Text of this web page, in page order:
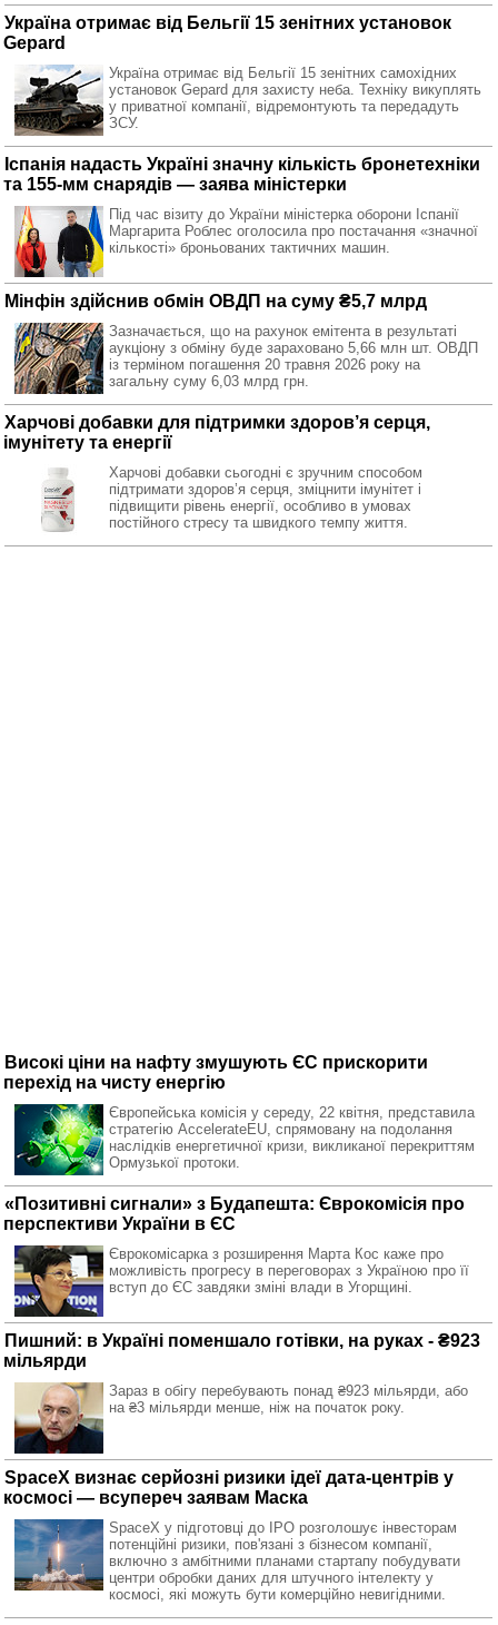
Україна отримає від Бельгії 15 зенітних установок
Gepard
Україна отримає від Бельгії 15 зенітних самохідних
установок Gepard для захисту неба. Техніку викуплять
у приватної компанії, відремонтують та передадуть
ЗСУ.
Іспанія надасть Україні значну кількість бронетехніки
та 155-мм снарядів — заява міністерки
Під час візиту до України міністерка оборони Іспанії
Маргарита Роблес оголосила про постачання «значної
кількості» броньованих тактичних машин.
Мінфін здійснив обмін ОВДП на суму ₴5,7 млрд
Зазначається, що на рахунок емітента в результаті
аукціону з обміну буде зараховано 5,66 млн шт. ОВДП
із терміном погашення 20 травня 2026 року на
загальну суму 6,03 млрд грн.
Харчові добавки для підтримки здоров’я серця,
імунітету та енергії
Харчові добавки сьогодні є зручним способом
підтримати здоров’я серця, зміцнити імунітет і
підвищити рівень енергії, особливо в умовах
постійного стресу та швидкого темпу життя.
Високі ціни на нафту змушують ЄС прискорити
перехід на чисту енергію
Європейська комісія у середу, 22 квітня, представила
стратегію AccelerateEU, спрямовану на подолання
наслідків енергетичної кризи, викликаної перекриттям
Ормузької протоки.
«Позитивні сигнали» з Будапешта: Єврокомісія про
перспективи України в ЄС
Єврокомісарка з розширення Марта Кос каже про
можливість прогресу в переговорах з Україною про її
вступ до ЄС завдяки зміні влади в Угорщині.
Пишний: в Україні поменшало готівки, на руках - ₴923
мільярди
Зараз в обігу перебувають понад ₴923 мільярди, або
на ₴3 мільярди менше, ніж на початок року.
SpaceX визнає серйозні ризики ідеї дата-центрів у
космосі — всупереч заявам Маска
SpaceX у підготовці до IPO розголошує інвесторам
потенційні ризики, пов'язані з бізнесом компанії,
включно з амбітними планами стартапу побудувати
центри обробки даних для штучного інтелекту у
космосі, які можуть бути комерційно невигідними.